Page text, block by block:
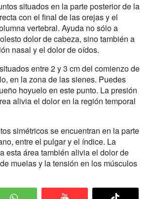
situados en la parte posterior de la
con el final de las orejas y el
vertebral. Ayuda no sólo a
dolor de cabeza, sino también a
nasal y el dolor de oídos.
entre 2 y 3 cm del comienzo de
en la zona de las sienes. Puedes
hoyuelo en este punto. La presión
alivia el dolor en la región temporal
simétricos se encuentran en la parte
entre el pulgar y el índice. La
esta área también alivia el dolor de
muelas y la tensión en los músculos